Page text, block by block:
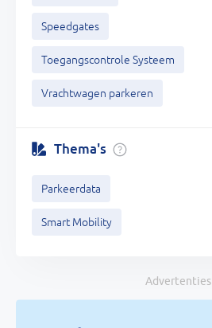
Speedgates
Toegangscontrole Systeem
Vrachtwagen parkeren
Thema's
Parkeerdata
Smart Mobility
Advertenties